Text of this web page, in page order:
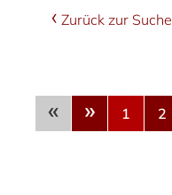
Zurück zur Suche
« » 1 2